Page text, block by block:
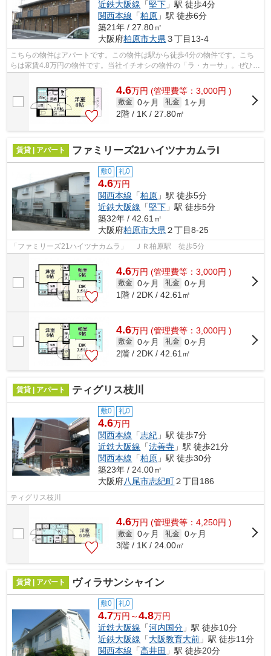
近鉄大阪線 「堅下 」駅 徒歩4分
関西本線 「柏原 」駅 徒歩6分
築21年 / 27.80㎡
大阪府柏原市大県３丁目13-4
こちらの物件はアパートです。この物件は駅から徒歩4分の物件です。こち
らは家賃4.8万円の物件です。当社イチオシの物件の「ラ・カーサ」。ぜひ一
4.6万円 (管理費等：3,000円 )
敷金 0ヶ月 礼金
1ヶ月
2階 / 1K / 27.80㎡
賃貸 | アパート ファミリーズ21ハイツナカムラI
敷0 礼0
4.6万円
関西本線 「柏原 」駅 徒歩5分
近鉄大阪線 「堅下 」駅 徒歩5分
築32年 / 42.61㎡
大阪府柏原市大県 ２丁目8-25
「ファミリーズ21ハイツナカムラ」 ＪＲ柏原駅 徒歩5分
4.6万円 (管理費等：3,000円 )
敷金 0ヶ月 礼金 0ヶ月
1階 / 2DK / 42.61㎡
4.6万円 (管理費等：3,000円 )
敷金 0ヶ月 礼金 0ヶ月
2階 / 2DK / 42.61㎡
賃貸 | アパート ティグリス枝川
敷0 礼0
4.6万円
関西本線 「志紀 」駅 徒歩7分
近鉄大阪線 「法善寺 」駅 徒歩21分
関西本線 「柏原 」駅 徒歩30分
築23年 / 24.00㎡
大阪府八尾市志紀町２丁目186
ティグリス枝川
4.6万円 (管理費等：4,250円 )
敷金 0ヶ月 礼金 0ヶ月
3階 / 1K / 24.00㎡
賃貸 | アパート ヴィラサンシャイン
敷0 礼0
4.7万円～4.8万円
近鉄大阪線 「河内国分 」駅 徒歩10分
近鉄大阪線 「大阪教育大前 」駅 徒歩11分
関西本線 「高井田 」駅 徒歩20分